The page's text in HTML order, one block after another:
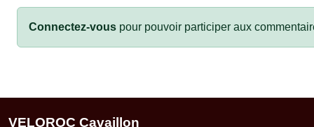
Connectez-vous pour pouvoir participer aux
VELOROC Cavaillon